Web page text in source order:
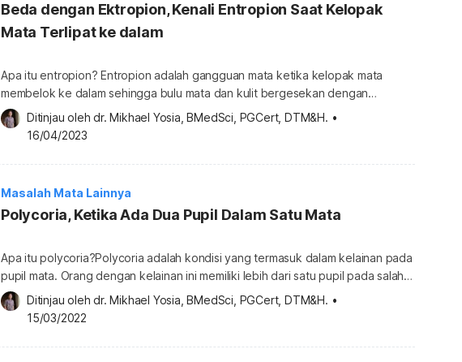
Beda dengan Ektropion, Kenali Entropion Saat Kelopak
Mata Terlipat ke dalam
Apa itu entropion? Entropion adalah gangguan mata ketika kelopak mata
membelok ke dalam sehingga bulu mata dan kulit bergesekan dengan
permukaan bola mata. Kondisi ini dapat menyebabkan iritasi dan rasa tidak
nyaman. Ketika Anda mengalami entropion, kelopak mata mungkin akan selalu
dengan ektropion, di mana kelopak mata […]
Ditinjau oleh dr. Mikhael Yosia, BMedSci, PGCert, DTM&H. •
16/04/2023
Masalah Mata Lainnya
Polycoria, Ketika Ada Dua Pupil Dalam Satu Mata
Apa itu polycoria?Polycoria adalah kondisi yang termasuk dalam kelainan pada
pupil mata. Orang dengan kelainan ini memiliki lebih dari satu pupil pada salah
satu atau masing-masing matanya. Umumnya, polycoria ditemukan pada saat
usia kanak-kanak. Namun, tidak jarang gangguan mata yang satu ini baru
ini dibagi menjadi 2 jenis, tergantung […]
Ditinjau oleh dr. Mikhael Yosia, BMedSci, PGCert, DTM&H. •
15/03/2022